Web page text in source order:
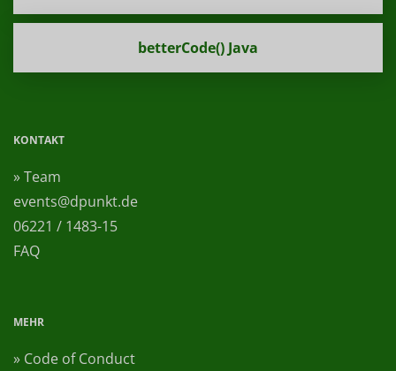
betterCode() Java
KONTAKT
» Team
events@dpunkt.de
06221 / 1483-15
FAQ
MEHR
» Code of Conduct